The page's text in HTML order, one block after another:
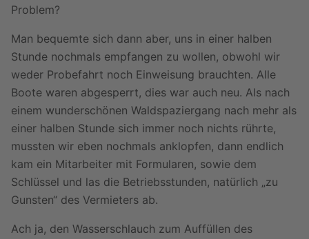
Problem?
Man bequemte sich dann aber, uns in einer halben
Stunde nochmals empfangen zu wollen, obwohl wir
weder Probefahrt noch Einweisung brauchten. Alle
Boote waren abgesperrt, dies war auch neu. Als nach
einem wunderschönen Waldspaziergang nach mehr als
einer halben Stunde sich immer noch nichts rührte,
mussten wir eben nochmals anklopfen, dann endlich
kam ein Mitarbeiter mit Formularen, sowie dem
Schlüssel und las die Betriebsstunden, natürlich „zu
Gunsten“ des Vermieters ab.
Ach ja, den Wasserschlauch zum Auffüllen des